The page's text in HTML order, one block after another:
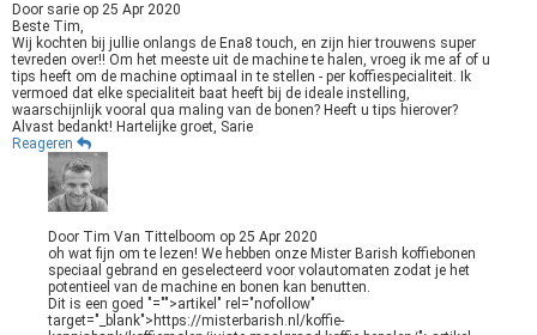
Door sarie op 25 Apr 2020
Beste Tim,
Wij kochten bij jullie onlangs de Ena8 touch, en zijn hier trouwens super
tevreden over!! Om het meeste uit de machine te halen, vroeg ik me af of u
tips heeft om de machine optimaal in te stellen - per koffiespecialiteit. Ik
vermoed dat elke specialiteit baat heeft bij de ideale instelling,
waarschijnlijk vooral qua maling van de bonen? Heeft u tips hierover?
Alvast bedankt! Hartelijke groet, Sarie
Reageren
Door Tim Van Tittelboom op 25 Apr 2020
oh wat fijn om te lezen! We hebben onze Mister Barish koffiebonen
speciaal gebrand en geselecteerd voor volautomaten zodat je het
potentieel van de machine en bonen kan benutten.
Dit is een goed "="">artikel " rel="nofollow"
target="_blank">https://misterbarish.nl/koffie-